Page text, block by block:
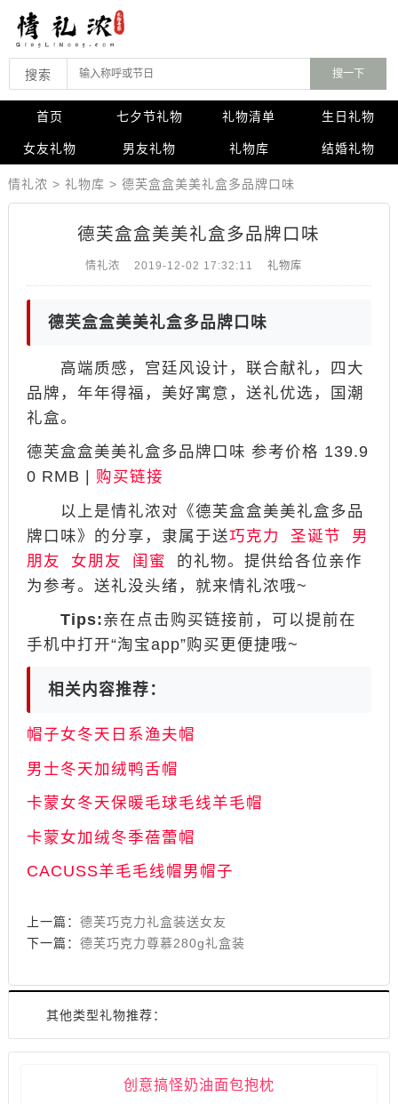
搜索
首页 七夕节礼物 礼物清单 生日礼物
女友礼物 男友礼物 礼物库 结婚礼物
情礼浓 > 礼物库 > 德芙盒盒美美礼盒多品牌口味
德芙盒盒美美礼盒多品牌口味
情礼浓 2019-12-02 17:32:11 礼物库
德芙盒盒美美礼盒多品牌口味
高端质感，宫廷风设计，联合献礼，四大
品牌，年年得福，美好寓意，送礼优选，国潮
礼盒。
德芙盒盒美美礼盒多品牌口味 参考价格 139.9
0 RMB | 购买链接
以上是情礼浓对《德芙盒盒美美礼盒多品
牌口味》的分享，隶属于送巧克力 圣诞节
男
朋友
女朋友 闺蜜 的礼物。提供给各位亲作
为参考。送礼没头绪，就来情礼浓哦~
Tips:亲在点击购买链接前，可以提前在
手机中打开“淘宝app”购买更便捷哦~
相关内容推荐：
帽子女冬天日系渔夫帽
男士冬天加绒鸭舌帽
卡蒙女冬天保暖毛球毛线羊毛帽
卡蒙女加绒冬季蓓蕾帽
CACUSS羊毛毛线帽男帽子
上一篇： 德芙巧克力礼盒装送女友
下一篇： 德芙巧克力尊慕280g礼盒装
其他类型礼物推荐：
创意搞怪奶油面包抱枕